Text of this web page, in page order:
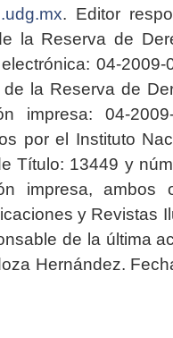
. Editor
la Reserva de
04-2009-
la Reserva de
impresa: 04-2009-
por el Instituto
Título: 13449 y
impresa, ambos
y Revistas
de la última
Hernández.